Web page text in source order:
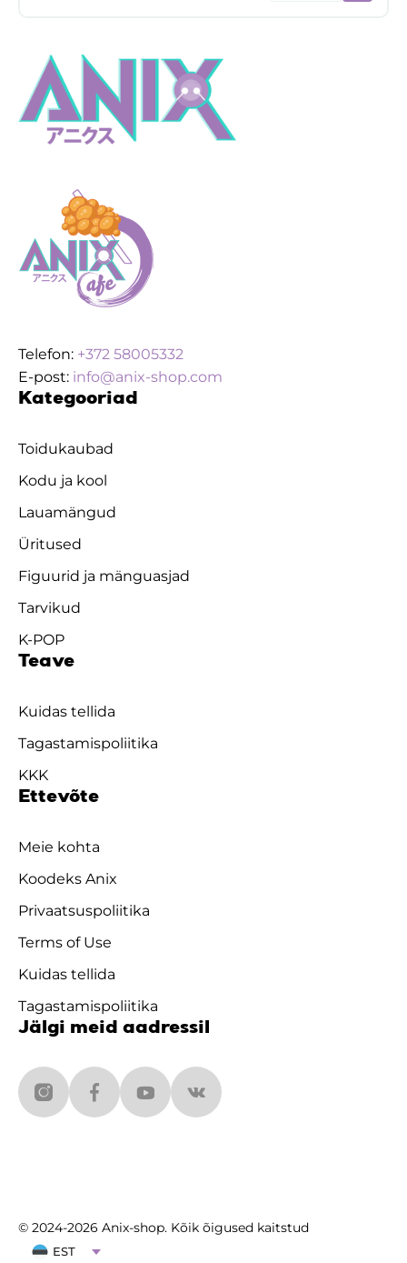
Telefon: +372 58005332
E-post: info@anix-shop.com
Kategooriad
Toidukaubad
Kodu ja kool
Lauamängud
Üritused
Figuurid ja mänguasjad
Tarvikud
K-POP
Teave
Kuidas tellida
Tagastamispoliitika
KKK
Ettevõte
Meie kohta
Koodeks Anix
Privaatsuspoliitika
Terms of Use
Kuidas tellida
Tagastamispoliitika
Jälgi meid aadressil
© 2024-2026 Anix-shop. Kõik õigused kaitstud
EST